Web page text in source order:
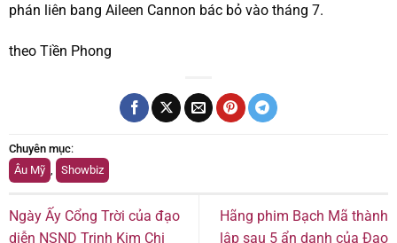
phán liên bang Aileen Cannon bác bỏ vào tháng 7.
theo Tiền Phong
Chuyên mục:
Âu Mỹ , Showbiz
Ngày Ấy Cổng Trời của đạo
diễn NSND Trịnh Kim Chi
Hãng phim Bạch Mã thành
lập sau 5 ẩn danh của Đạo